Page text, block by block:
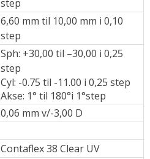
step
6,60 mm til 10,00 mm i 0,10
step
Sph: +30,00 til –30,00 i 0,25
step
Cyl: -0.75 til -11.00 i 0,25 step
Akse: 1° til 180°i 1°step
0,06 mm v/-3,00 D
Contaflex 38 Clear UV